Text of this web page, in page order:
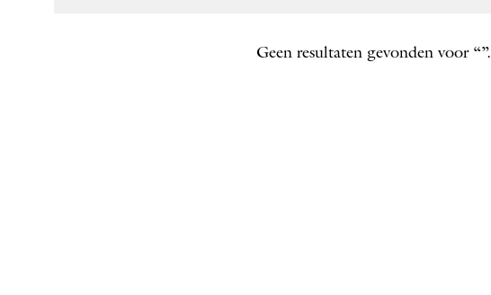
Geen resultaten gevonden voor “”.